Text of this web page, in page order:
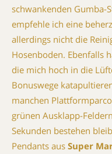
schwankenden Gumba-
empfehle ich eine
allerdings nicht die
Hosenboden. Ebenfalls
die mich hoch in die
Bonuswege
manchen
grünen Ausklapp-
Sekunden bestehen
Pendants aus Super